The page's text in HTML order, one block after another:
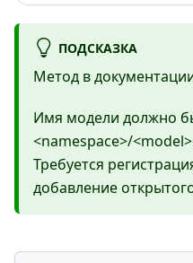
ПОДСКАЗКА
Метод в
Имя модели должно
<namespace>/
Требуется
добавление